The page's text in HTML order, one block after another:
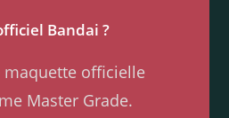
Bandai ?
maquette officielle
Master Grade.